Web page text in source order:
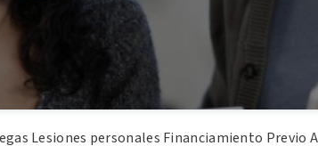
Lesiones personales Financiamiento Previo